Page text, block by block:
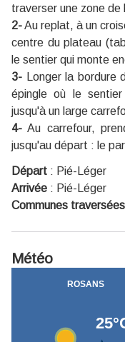
traverser une zone
2-Au replat, à un
centre du plateau
le sentier qui monte
3- Longer la bordure
épingle où le
jusqu'à un large
4- Au carrefour,
jusqu'au départ : le
Départ : Pié-Léger
Arrivée : Pié-Léger
Communes traversées
Météo